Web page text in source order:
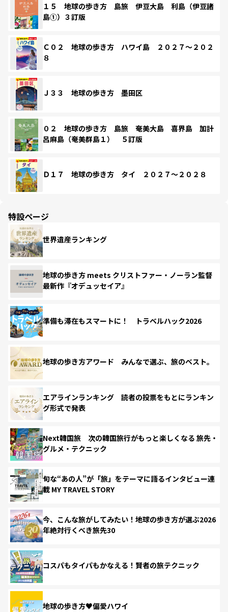
１５ 地球の歩き方 島旅 伊豆大島 利島（伊豆諸
島①）３訂版
Ｃ０２ 地球の歩き方 ハワイ島 ２０２７～２０２
８
Ｊ３３ 地球の歩き方 墨田区
０２ 地球の歩き方 島旅 奄美大島 喜界島 加計
呂麻島（奄美群島１） ５訂版
Ｄ１７ 地球の歩き方 タイ ２０２７～２０２８
特設ページ
世界遺産ランキング
地球の歩き方 meets クリストファー・ノーラン監督
最新作『オデュッセイア』
準備も滞在もスマートに！ トラベルハック2026
地球の歩き方アワード みんなで選ぶ、旅のベスト。
エアラインランキング 読者の投票をもとにランキン
グ形式で発表
Next韓国旅 次の韓国旅行がもっと楽しくなる 旅先・
グルメ・テクニック
旬な“あの人”が「旅」をテーマに語るインタビュー連
載 MY TRAVEL STORY
今、こんな旅がしてみたい！地球の歩き方が選ぶ2026
年絶対行くべき旅先30
コスパもタイパもかなえる！賢者の旅テクニック
地球の歩き方♥偏愛ハワイ